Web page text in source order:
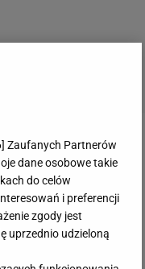
] Zaufanych Partnerów
dane osobowe takie
do celów
i preferencji
zgody jest
uprzednio udzieloną